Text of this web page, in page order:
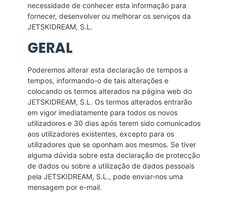
necessidade de conhecer esta informação para
fornecer, desenvolver ou melhorar os serviços da
JETSKIDREAM, S.L.
GERAL
Poderemos alterar esta declaração de tempos a
tempos, informando-o de tais alterações e
colocando os termos alterados na página web do
JETSKIDREAM, S.L. Os termos alterados entrarão
em vigor imediatamente para todos os novos
utilizadores e 30 dias após terem sido comunicados
aos utilizadores existentes, excepto para os
utilizadores que se oponham aos mesmos. Se tiver
alguma dúvida sobre esta declaração de protecção
de dados ou sobre a utilização de dados pessoais
pela JETSKIDREAM, S.L., pode enviar-nos uma
mensagem por e-mail.